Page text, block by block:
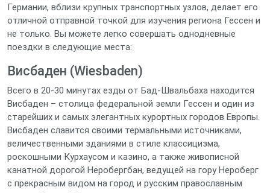
Германии, вблизи крупных транспортных узлов, делает его
отличной отправной точкой для изучения региона Гессен и
не только. Вы можете легко совершать однодневные
поездки в следующие места:
Висбаден (Wiesbaden)
Всего в 20-30 минутах езды от Бад-Швальбаха находится
Висбаден – столица федеральной земли Гессен и один из
старейших и самых элегантных курортных городов Европы.
Висбаден славится своими термальными источниками,
величественными зданиями в стиле классицизма,
роскошными Курхаусом и казино, а также живописной
канатной дорогой Неробергбан, ведущей на гору Нероберг
с прекрасным видом на город и русским православным